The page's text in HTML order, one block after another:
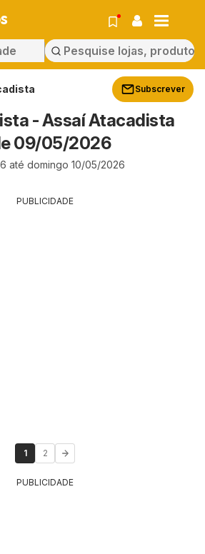
Subscrever
- Assaí Atacadista
09/05/2026
até domingo 10/05/2026
PUBLICIDADE
1 2
PUBLICIDADE